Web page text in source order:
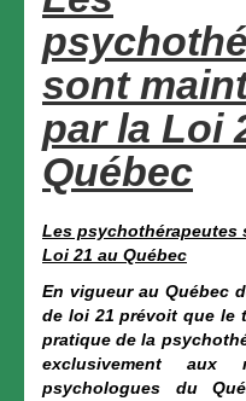
sont
par la Loi
Québec
Les psychothérapeutes
Loi 21 au Québec
En vigueur au Québec
de loi 21 prévoit que le
pratique de la
exclusivement aux
psychologues du